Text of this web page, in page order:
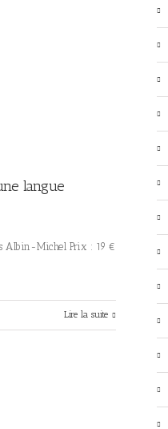
langue
Albin-Michel Prix : 19 €
Lire la suite